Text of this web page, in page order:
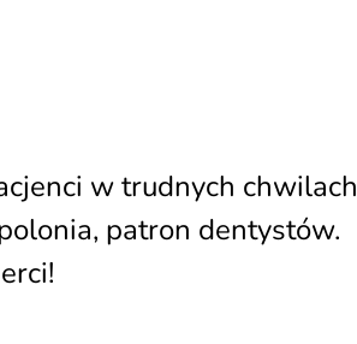
w trudnych chwilach
patron dentystów.